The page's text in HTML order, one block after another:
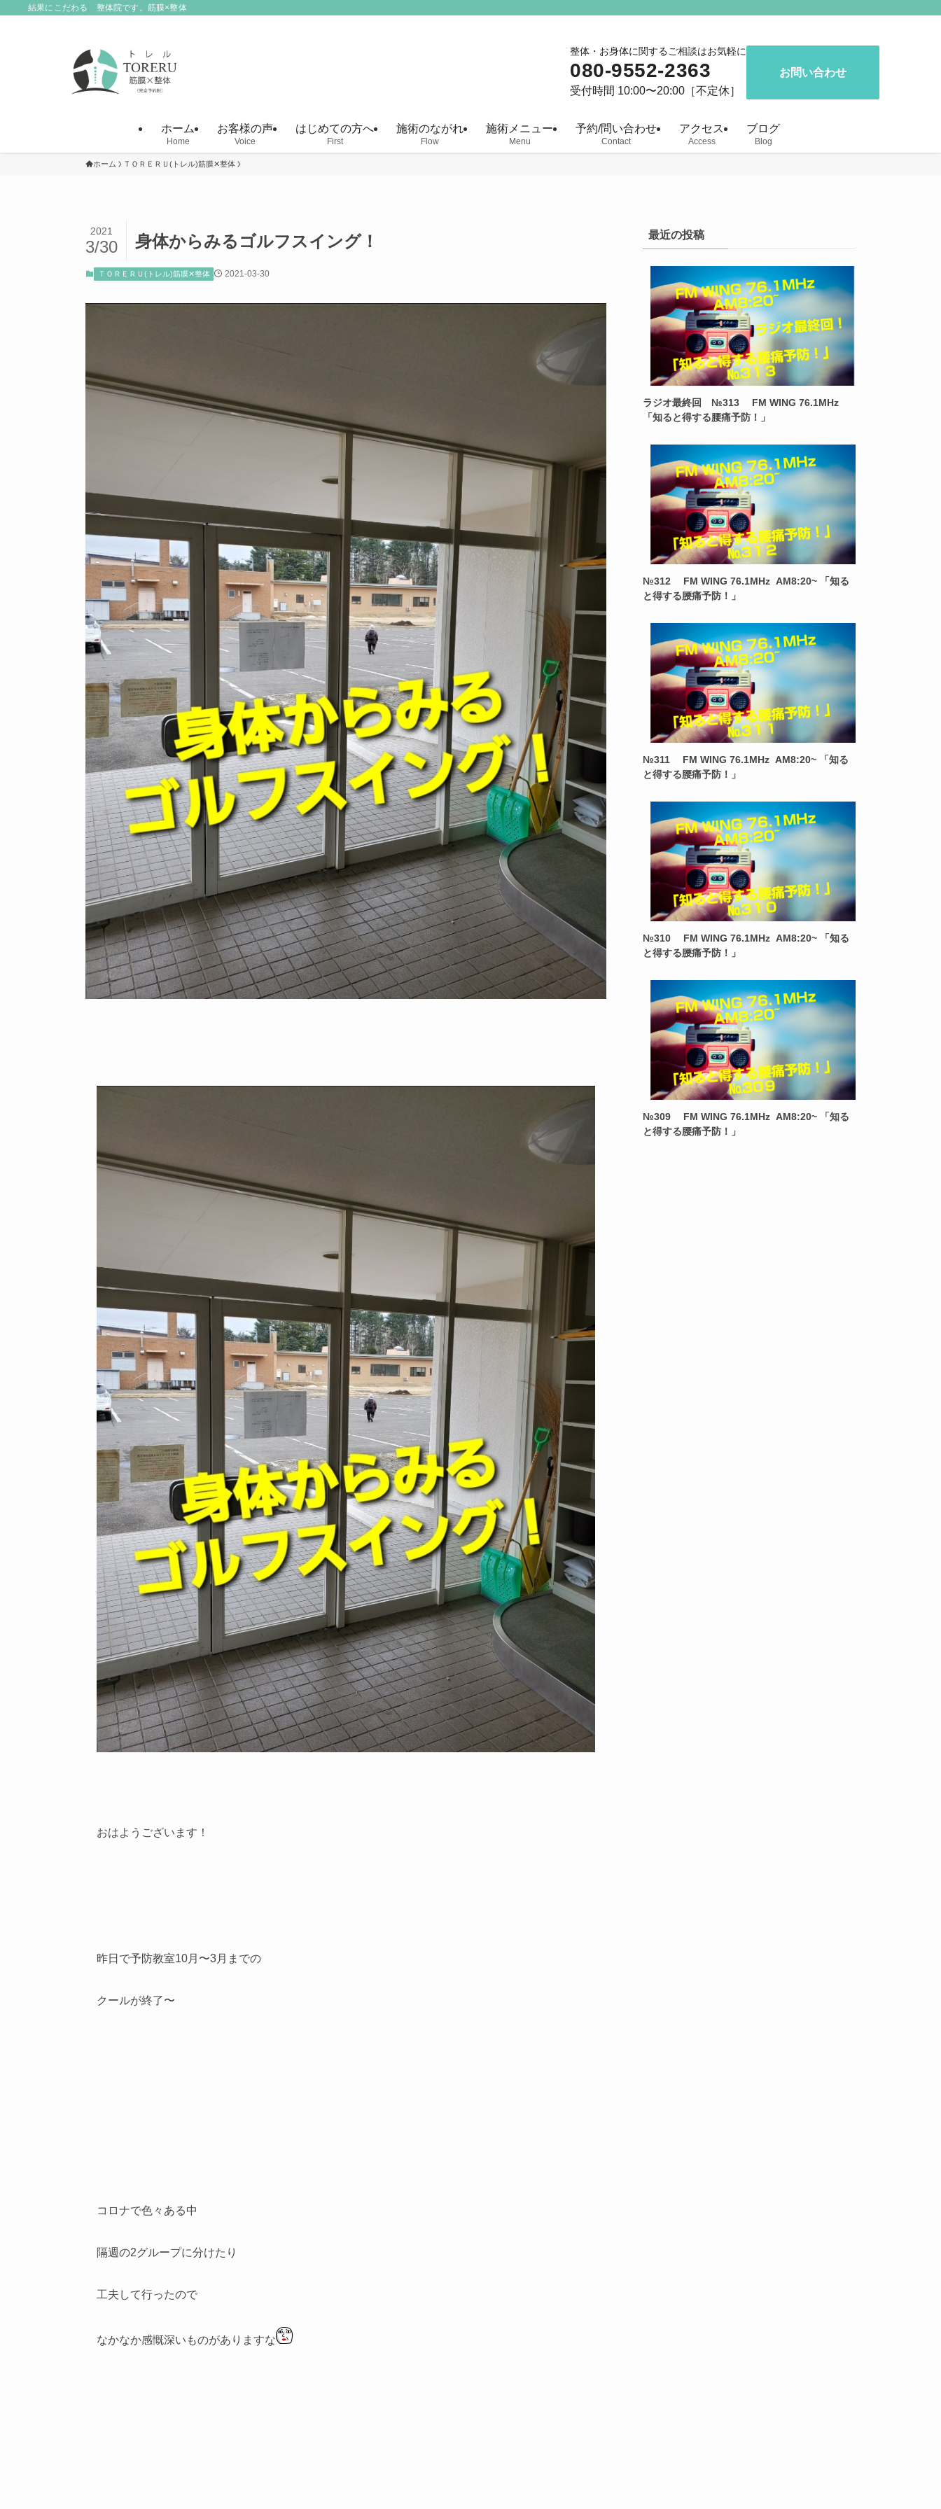
結果にこだわる 整体院です。筋膜×整体
ホーム
Home
お客様の声
Voice
はじめての方へ
First
施術のながれ
Flow
施術メニュー
Menu
予約/問い合わせ
Contact
アクセス
Access
ブログ
Blog
整体・お身体に関するご相談はお気軽に
080-9552-2363
受付時間 10:00〜20:00［不定休］
お問い合わせ
ホーム ＴＯＲＥＲＵ(トレル)筋膜✕整体
身体からみるゴルフスイング！
2021
3/30
ＴＯＲＥＲＵ(トレル)筋膜✕整体 2021-03-30
おはようございます！
昨日で予防教室10月〜3月までの
クールが終了〜
コロナで色々ある中
隔週の2グループに分けたり
工夫して行ったので
なかなか感慨深いものがありますな
最近の投稿
ラジオ最終回 №313 FM WING 76.1MHz
「知ると得する腰痛予防！」
№312 FM WING 76.1MHz AM8:20~ 「知る
と得する腰痛予防！」
№311 FM WING 76.1MHz AM8:20~ 「知る
と得する腰痛予防！」
№310 FM WING 76.1MHz AM8:20~ 「知る
と得する腰痛予防！」
№309 FM WING 76.1MHz AM8:20~ 「知る
と得する腰痛予防！」